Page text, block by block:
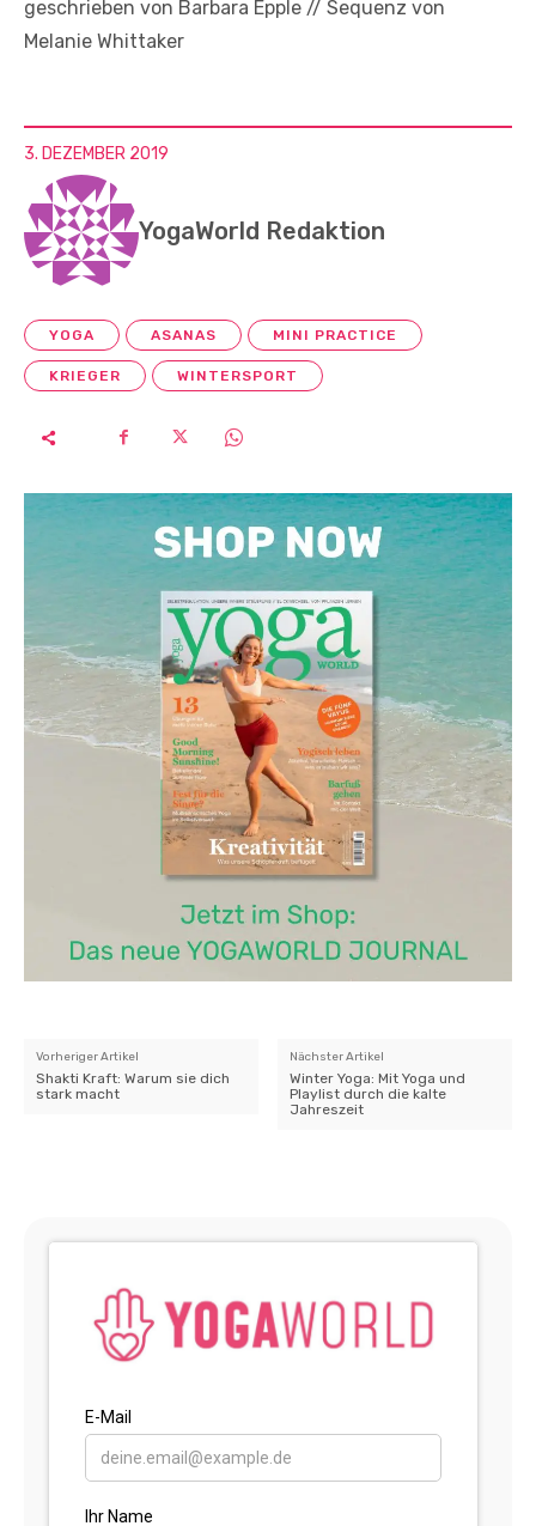
geschrieben von Barbara Epple // Sequenz von
Melanie Whittaker
3. DEZEMBER 2019
YogaWorld Redaktion
YOGA ASANAS MINI PRACTICE
KRIEGER WINTERSPORT
Vorheriger Artikel
Shakti Kraft: Warum sie dich
stark macht
Nächster Artikel
Winter Yoga: Mit Yoga und
Playlist durch die kalte
Jahreszeit